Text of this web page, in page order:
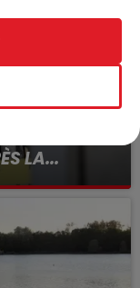
LA...
servait